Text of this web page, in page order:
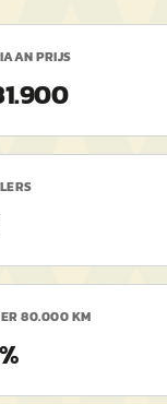
PRIJS
80.000 KM